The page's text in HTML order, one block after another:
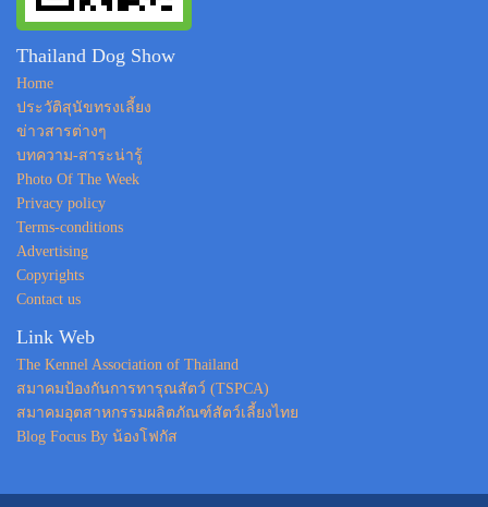
Thailand Dog Show
Home
ประวัติสุนัขทรงเลี้ยง
ข่าวสารต่างๆ
บทความ-สาระน่ารู้
Photo Of The Week
Privacy policy
Terms-conditions
Advertising
Copyrights
Contact us
Link Web
The Kennel Association of Thailand
สมาคมป้องกันการทารุณสัตว์ (TSPCA)
สมาคมอุตสาหกรรมผลิตภัณฑ์สัตว์เลี้ยงไทย
Blog Focus By น้องโฟกัส